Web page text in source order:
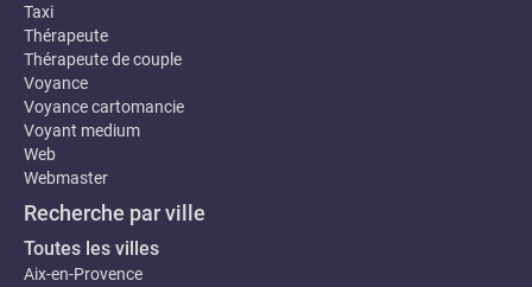
Taxi
Thérapeute
Thérapeute de couple
Voyance
Voyance cartomancie
Voyant medium
Web
Webmaster
Recherche par ville
Toutes les villes
Aix-en-Provence